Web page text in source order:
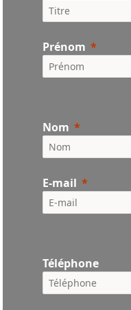
Prénom
Nom
E-mail
Téléphone